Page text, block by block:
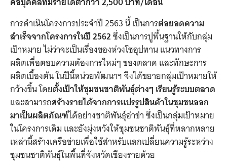
การดำเนินโครงการประจำปี 2563 นี้ เป็นการต่อยอดความ
สำเร็จจากโครงการในปี 2562ซึ่งเป็นการปูพื้นฐานให้กับกลุ่ม
เป้าหมาย ไม่ว่าจะเป็นเรื่องของห่วงโซอุปทาน แนวทางการ
ผลิตเพื่อตอบความต้องการใหม่ๆ ของตลาด และทักษะการ
ผลิตเบื้องต้น ในปีนี้หน่วยพัฒนาฯ จึงได้ขยายกลุ่มเป้าหมายให้
กว้างขึ้น โดยตั้งเป้าให้ชุมชนชาติพันธุ์ต่างๆ เรียนรู้ระบบตลาด
และสามารถสร้างรายได้จากการแปรรูปสินค้าในชุมชนออก
มาเป็นผลิตภัณฑ์ได้อย่างชาติพันธุ์อ่าข่า ซึ่งเป็นกลุ่มเป้าหมาย
ในโครงการเดิม และยังมุ่งหวังให้ชุมชนชาติพันธุ์ที่หลากหลาย
เหล่านี้สร้างเครือข่ายเพื่อใช้สำหรับแลกเปลี่ยนความรู้ระหว่าง
ชุมชนชาติพันธุ์ในพื้นที่จังหวัดเชียงรายด้วย